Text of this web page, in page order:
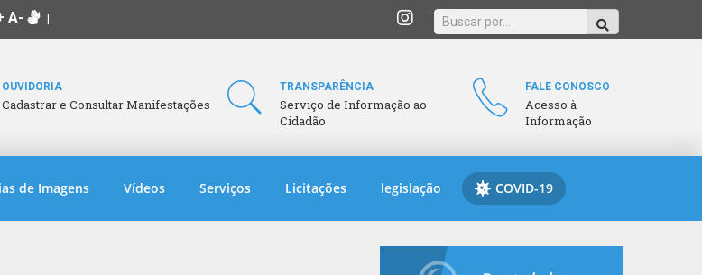
A- |
OUVIDORIA
Cadastrar e Consultar Manifestações
TRANSPARÊNCIA
Serviço de Informação ao
Cidadão
FALE CONOSCO
Acesso à
Informação
de Imagens Vídeos Serviços Licitações legislação COVID-19